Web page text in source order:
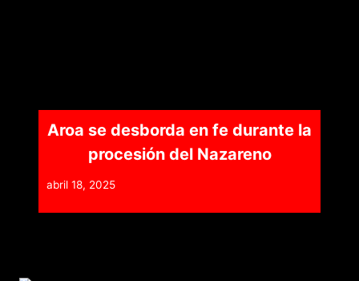
Aroa se desborda en fe durante la
procesión del Nazareno
abril 18, 2025